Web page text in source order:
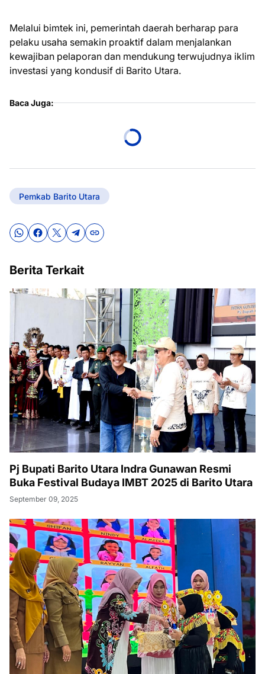
Melalui bimtek ini, pemerintah daerah berharap para
pelaku usaha semakin proaktif dalam menjalankan
kewajiban pelaporan dan mendukung terwujudnya iklim
investasi yang kondusif di Barito Utara.
Baca Juga:
Pemkab Barito Utara
Berita Terkait
Pj Bupati Barito Utara Indra Gunawan Resmi
Buka Festival Budaya IMBT 2025 di Barito Utara
September 09, 2025